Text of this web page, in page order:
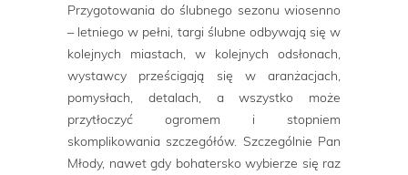
Przygotowania do ślubnego sezonu wiosenno
– letniego w pełni, targi ślubne odbywają się w
kolejnych miastach, w kolejnych odsłonach,
wystawcy prześcigają się w aranżacjach,
pomysłach, detalach, a wszystko może
przytłoczyć ogromem i stopniem
skomplikowania szczegółów. Szczególnie Pan
Młody, nawet gdy bohatersko wybierze się raz